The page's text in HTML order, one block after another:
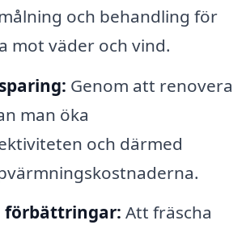
och behandling för
mot väder och vind.
Genom att renovera
man öka
och därmed
förbättringar: Att fräscha